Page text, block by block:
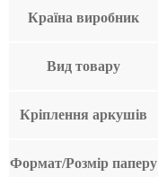
Країна виробник
Вид товару
Кріплення аркушів
Формат/Розмір паперу